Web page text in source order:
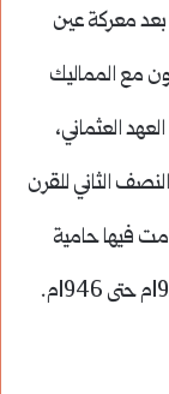
بعد معركة عين
النزاريون مع المماليك
العثماني،
الثاني للقرن
فيها حامية